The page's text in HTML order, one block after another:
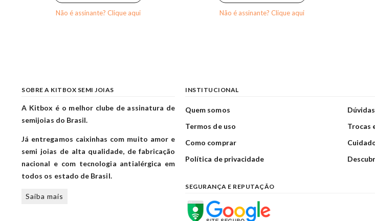
Não é assinante? Clique aqui Não é assinante? Clique aqui
SOBRE A KITBOX SEMI JOIAS
A Kitbox é o melhor clube de assinatura de
semijoias do Brasil.
Já entregamos caixinhas com muito amor e
semi joias de alta qualidade, de fabricação
nacional e com tecnologia antialérgica em
todos os estado de Brasil.
Saiba mais
INSTITUCIONAL
Quem somos
Termos de uso
Como comprar
Política de privacidade
Trocas
SEGURANÇA E REPUTAÇÃO